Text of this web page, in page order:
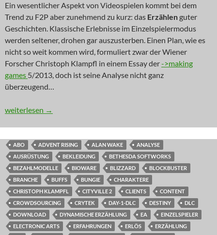
Ein wesentlicher Aspekt von Videospielen kommt bei dem
Trend zu F2P aber zunehmend zu kurz: das Erzählen guter
Geschichten. Klassische Erlebnisse im Einzelspielermodus
werden seltener, drohen gar auszusterben. Einen Plan, wie es
nicht so weit kommen wird, formuliert zwar der Wiener
Forscher Christoph Klampfl in einem Essay der->making
games 5/2013, doch ist seine Analyse nicht ganz
überzeugend…
KOMMENTAR: Geschichten? Unbezahlbar!
weiterlesen →
ABO ADVENT RISING ALAN WAKE
ANALYSE
AUSRÜSTUNG
BEKLEIDUNG
BETHESDA SOFTWORKS
BEZAHLMODELLE
BIOWARE BLIZZARD
BLOCKBUSTER
BRANCHE
BUFFS BUNGIE
CHARAKTERE
CHRISTOPH KLAMPFL
CITYVILLE 2 CLIENTS
CONTENT
CROWDSOURCING
CRYTEK DAY-1-DLC DESTINY
DLC
DOWNLOAD
DYNAMISCHE ERZÄHLUNG EA
EINZELSPIELER
ELECTRONIC ARTS
ERFAHRUNGEN ERLÖS
ERZÄHLUNG